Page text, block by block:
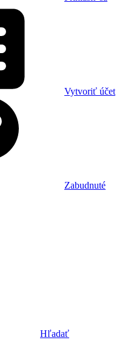
Vytvoriť účet
Zabudnuté
Hľadať